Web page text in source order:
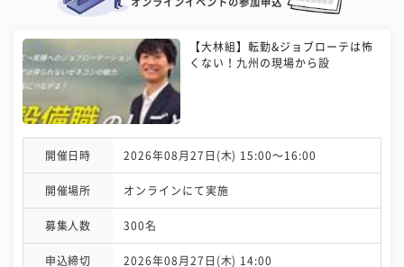
【大林組】転勤&ジョブローテは怖
くない！九州の現場から設
開催日時 2026年08月27日(木) 15:00〜16:00
開催場所 オンラインにて実施
募集人数 300名
申込締切 2026年08月27日(木) 14:00